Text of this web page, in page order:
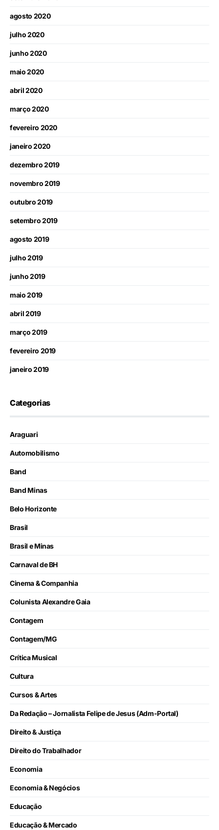
agosto 2020
julho 2020
junho 2020
maio 2020
abril 2020
março 2020
fevereiro 2020
janeiro 2020
dezembro 2019
novembro 2019
outubro 2019
setembro 2019
agosto 2019
julho 2019
junho 2019
maio 2019
abril 2019
março 2019
fevereiro 2019
janeiro 2019
Categorias
Araguari
Automobilismo
Band
Band Minas
Belo Horizonte
Brasil
Brasil e Minas
Carnaval de BH
Cinema & Companhia
Colunista Alexandre Gaia
Contagem
Contagem/MG
Crítica Musical
Cultura
Cursos & Artes
Da Redação – Jornalista Felipe de Jesus (Adm-Portal)
Direito & Justiça
Direito do Trabalhador
Economia
Economia & Negócios
Educação
Educação & Mercado